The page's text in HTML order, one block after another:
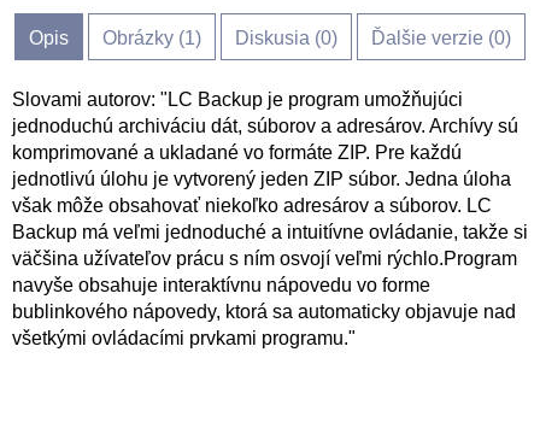
Opis Obrázky (1) Diskusia (0) Ďalšie verzie (0)
Slovami autorov: "LC Backup je program umožňujúci
jednoduchú archiváciu dát, súborov a adresárov. Archívy sú
komprimované a ukladané vo formáte ZIP. Pre každú
jednotlivú úlohu je vytvorený jeden ZIP súbor. Jedna úloha
však môže obsahovať niekoľko adresárov a súborov. LC
Backup má veľmi jednoduché a intuitívne ovládanie, takže si
väčšina užívateľov prácu s ním osvojí veľmi rýchlo.Program
navyše obsahuje interaktívnu nápovedu vo forme
bublinkového nápovedy, ktorá sa automaticky objavuje nad
všetkými ovládacími prvkami programu."